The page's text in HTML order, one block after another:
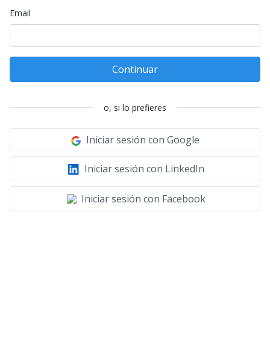
Email
Continuar
o, si lo prefieres
Iniciar sesión con Google
Iniciar sesión con LinkedIn
Iniciar sesión con Facebook